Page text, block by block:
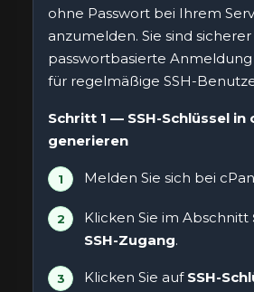
ohne Passwort bei Ihrem
anzumelden. Sie sind sicherer
passwortbasierte
für regelmäßige SSH-
Schritt 1 — SSH-Schlüssel in
generieren
Melden Sie sich bei
Klicken Sie im Abschnitt
SSH-Zugang.
Klicken Sie auf SSH-